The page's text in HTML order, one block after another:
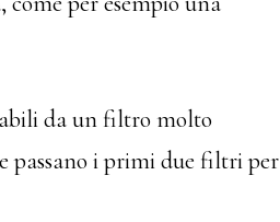
da un filtro molto
passano i primi due filtri per